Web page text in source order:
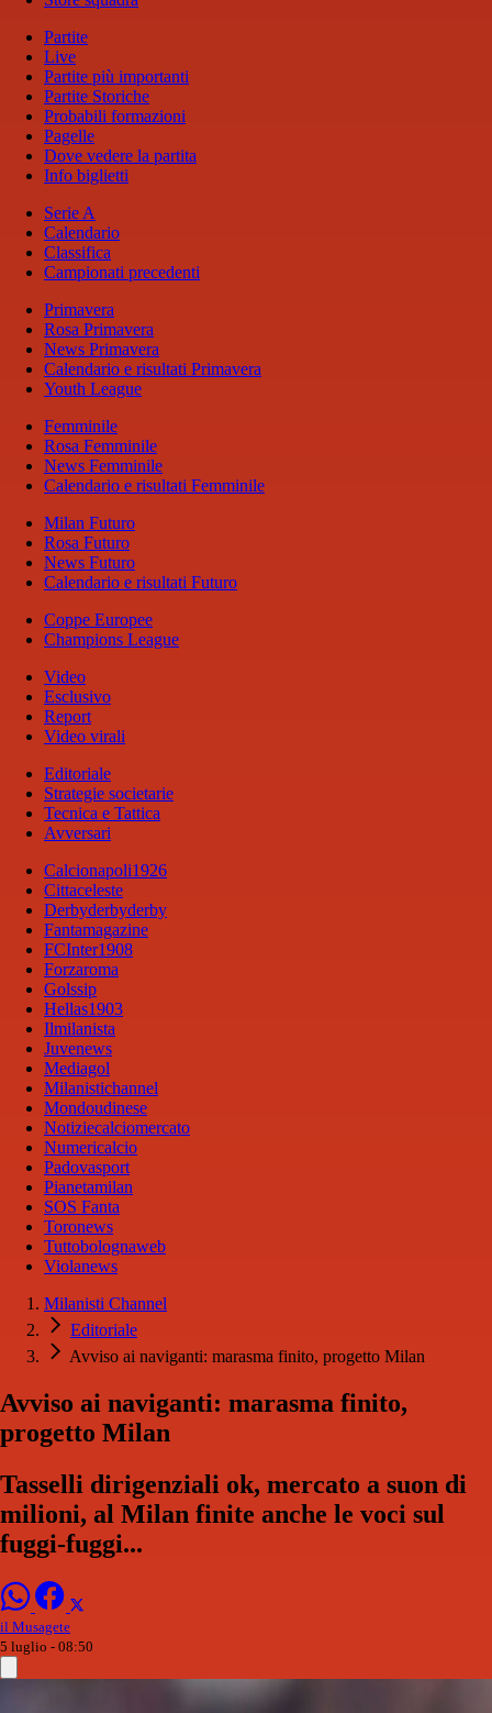
Partite
Live
Partite più importanti
Partite Storiche
Probabili formazioni
Pagelle
Dove vedere la partita
Info biglietti
Serie A
Calendario
Classifica
Campionati precedenti
Primavera
Rosa Primavera
News Primavera
Calendario e risultati Primavera
Youth League
Femminile
Rosa Femminile
News Femminile
Calendario e risultati Femminile
Milan Futuro
Rosa Futuro
News Futuro
Calendario e risultati Futuro
Coppe Europee
Champions League
Video
Esclusivo
Report
Video virali
Editoriale
Strategie societarie
Tecnica e Tattica
Avversari
Calcionapoli1926
Cittaceleste
Derbyderbyderby
Fantamagazine
FCInter1908
Forzaroma
Golssip
Hellas1903
Ilmilanista
Juvenews
Mediagol
Milanistichannel
Mondoudinese
Notiziecalciomercato
Numericalcio
Padovasport
Pianetamilan
SOS Fanta
Toronews
Tuttobolognaweb
Violanews
Milanisti Channel
Editoriale
Avviso ai naviganti: marasma finito, progetto Milan
Avviso ai naviganti: marasma finito,
progetto Milan
Tasselli dirigenziali ok, mercato a suon di
milioni, al Milan finite anche le voci sul
fuggi-fuggi...
il Musagete
5 luglio - 08:50